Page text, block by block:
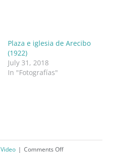
Plaza e iglesia de Arecibo
(1922)
July 31, 2018
In "Fotografías"
Video | Comments Offon